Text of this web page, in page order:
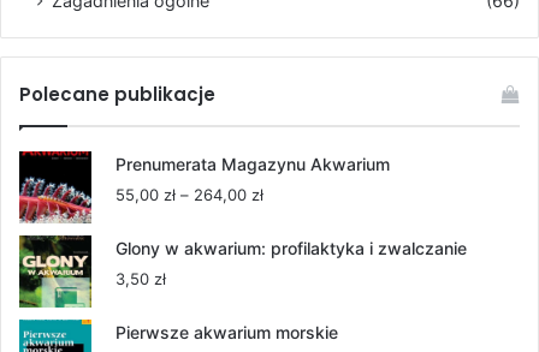
Polecane publikacje
Prenumerata Magazynu Akwarium
55,00 zł – 264,00 złZakres
od
Glony w akwarium: profilaktyka i zwalczanie
3,50 zł
Pierwsze akwarium morskie